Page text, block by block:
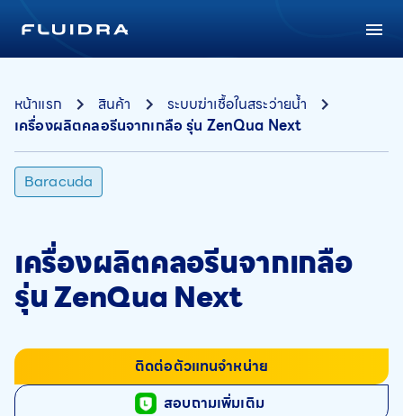
หน้าแรก สินค้า
ระบบฆ่าเชื้อในสระว่ายน้ำ
เครื่องผลิตคลอรีนจากเกลือ รุ่น ZenQua Next
Baracuda
เครื่องผลิตคลอรีนจากเกลือ
รุ่น ZenQua Next
ติดต่อตัวแทนจำหน่าย
สอบถามเพิ่มเติม